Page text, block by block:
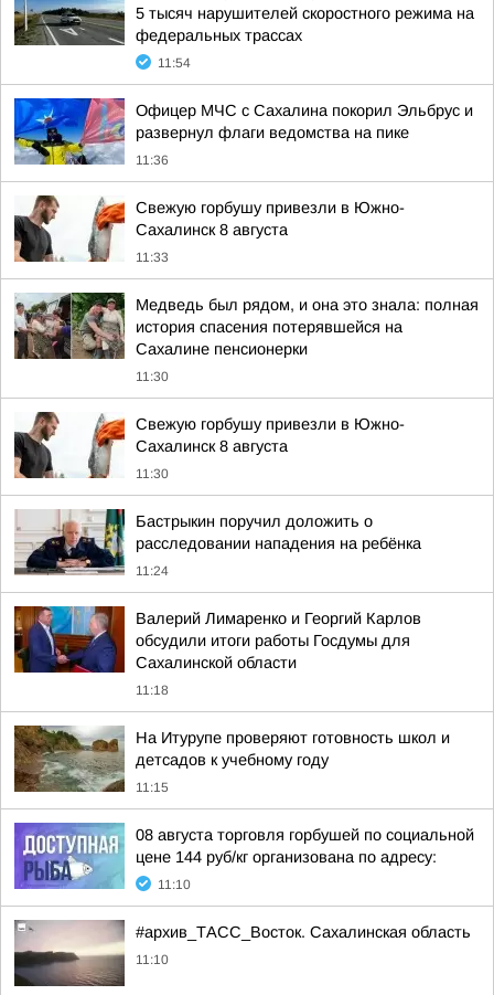
5 тысяч нарушителей скоростного режима на
федеральных трассах
11:54
Офицер МЧС с Сахалина покорил Эльбрус и
развернул флаги ведомства на пике
11:36
Свежую горбушу привезли в Южно-
Сахалинск 8 августа
11:33
Медведь был рядом, и она это знала: полная
история спасения потерявшейся на
Сахалине пенсионерки
11:30
Свежую горбушу привезли в Южно-
Сахалинск 8 августа
11:30
Бастрыкин поручил доложить о
расследовании нападения на ребёнка
11:24
Валерий Лимаренко и Георгий Карлов
обсудили итоги работы Госдумы для
Сахалинской области
11:18
На Итурупе проверяют готовность школ и
детсадов к учебному году
11:15
08 августа торговля горбушей по социальной
цене 144 руб/кг организована по адресу:
11:10
#архив_ТАСС_Восток. Сахалинская область
11:10